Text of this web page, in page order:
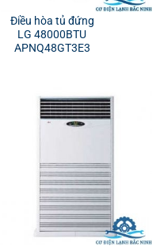
Điều hòa tủ đứng
LG 48000BTU
APNQ48GT3E3